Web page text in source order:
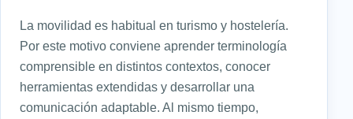
La movilidad es habitual en turismo y hostelería.
Por este motivo conviene aprender terminología
comprensible en distintos contextos, conocer
herramientas extendidas y desarrollar una
comunicación adaptable. Al mismo tiempo,